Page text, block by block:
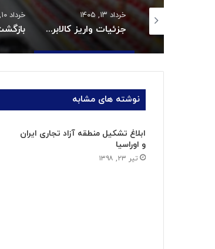
خرداد ۱۳, ۱۴۰۵
جزئیات واریز کالابرگ خردادماه:
خرداد ۱۰, ۱۴۰۵
نوشته های مشابه
ابلاغ تشکیل منطقه آزاد تجاری ایران
و اوراسیا
تیر ۲۳, ۱۳۹۸